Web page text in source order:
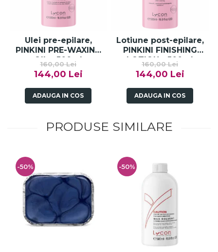
Ulei pre-epilare,
PINKINI PRE-WAXING
OIL - 500ml
160,00 Lei
144,00 Lei
ADAUGA IN COS
Lotiune post-epilare,
PINKINI FINISHING
LOTION - 500ml
160,00 Lei
144,00 Lei
ADAUGA IN COS
PRODUSE SIMILARE
-50% -50%